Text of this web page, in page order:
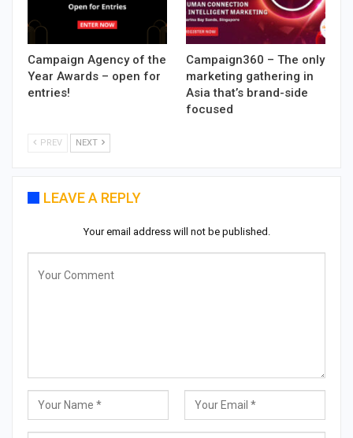
Campaign Agency of the
Year Awards – open for
entries!
Campaign360 – The only
marketing gathering in
Asia that’s brand-side
focused
PREV NEXT
LEAVE A REPLY
Your email address will not be published.